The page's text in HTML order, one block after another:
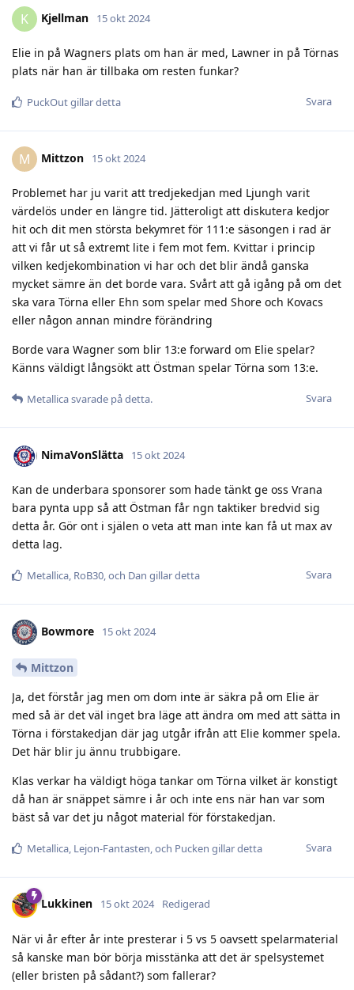
K Kjellman 15 okt 2024
Elie in på Wagners plats om han är med, Lawner in på Törnas
plats när han är tillbaka om resten funkar?
Svara
PuckOutgillar detta
M Mittzon 15 okt 2024
Problemet har ju varit att tredjekedjan med Ljungh varit
värdelös under en längre tid. Jätteroligt att diskutera kedjor
hit och dit men största bekymret för 111:e säsongen i rad är
att vi får ut så extremt lite i fem mot fem. Kvittar i princip
vilken kedjekombination vi har och det blir ändå ganska
mycket sämre än det borde vara. Svårt att gå igång på om det
ska vara Törna eller Ehn som spelar med Shore och Kovacs
eller någon annan mindre förändring
Borde vara Wagner som blir 13:e forward om Elie spelar?
Känns väldigt långsökt att Östman spelar Törna som 13:e.
Svara
Metallicasvarade på detta.
NimaVonSlätta 15 okt 2024
Kan de underbara sponsorer som hade tänkt ge oss Vrana
bara pynta upp så att Östman får ngn taktiker bredvid sig
detta år. Gör ont i själen o veta att man inte kan få ut max av
detta lag.
Svara
Metallica, RoB30, och Dan gillar detta
Bowmore 15 okt 2024
Mittzon
Ja, det förstår jag men om dom inte är säkra på om Elie är
med så är det väl inget bra läge att ändra om med att sätta in
Törna i förstakedjan där jag utgår ifrån att Elie kommer spela.
Det här blir ju ännu trubbigare.
Klas verkar ha väldigt höga tankar om Törna vilket är konstigt
då han är snäppet sämre i år och inte ens när han var som
bäst så var det ju något material för förstakedjan.
Svara
Metallica, Lejon-Fantasten, och Pucken gillar detta
Lukkinen 15 okt 2024 Redigerad
När vi år efter år inte presterar i 5 vs 5 oavsett spelarmaterial
så kanske man bör börja misstänka att det är spelsystemet
(eller bristen på sådant?) som fallerar?